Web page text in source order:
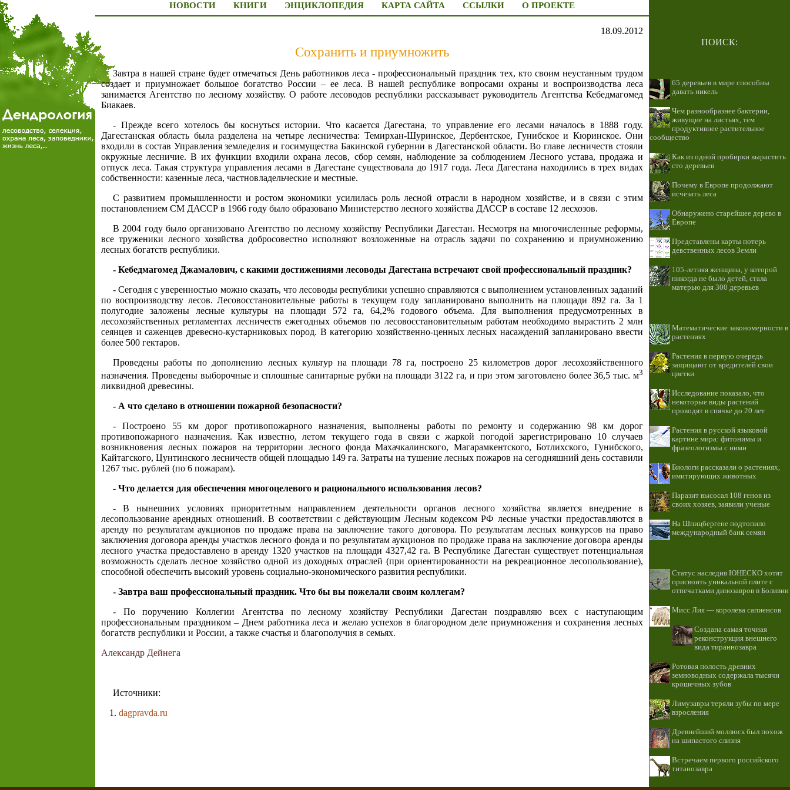
НОВОСТИ КНИГИ ЭНЦИКЛОПЕДИЯ КАРТА САЙТА ССЫЛКИ О ПРОЕКТЕ
18.09.2012
Сохранить и приумножить
Завтра в нашей стране будет отмечаться День работников леса - профессиональный праздник тех, кто своим неустанным трудом
создает и приумножает большое богатство России – ее леса. В нашей республике вопросами охраны и воспроизводства леса
занимается Агентство по лесному хозяйству. О работе лесоводов республики рассказывает руководитель Агентства Кебедмагомед
Биакаев.
- Прежде всего хотелось бы коснуться истории. Что касается Дагестана, то управление его лесами началось в 1888 году.
Дагестанская область была разделена на четыре лесничества: Темирхан-Шуринское, Дербентское, Гунибское и Кюринское. Они
входили в состав Управления земледелия и госимущества Бакинской губернии в Дагестанской области. Во главе лесничеств стояли
окружные лесничие. В их функции входили охрана лесов, сбор семян, наблюдение за соблюдением Лесного устава, продажа и
отпуск леса. Такая структура управления лесами в Дагестане существовала до 1917 года. Леса Дагестана находились в трех видах
собственности: казенные леса, частновладельческие и местные.
С развитием промышленности и ростом экономики усилилась роль лесной отрасли в народном хозяйстве, и в связи с этим
постановлением СМ ДАССР в 1966 году было образовано Министерство лесного хозяйства ДАССР в составе 12 лесхозов.
В 2004 году было организовано Агентство по лесному хозяйству Республики Дагестан. Несмотря на многочисленные реформы,
все труженики лесного хозяйства добросовестно исполняют возложенные на отрасль задачи по сохранению и приумножению
лесных богатств республики.
- Кебедмагомед Джамалович, с какими достижениями лесоводы Дагестана встречают свой профессиональный праздник?
- Сегодня с уверенностью можно сказать, что лесоводы республики успешно справляются с выполнением установленных заданий
по воспроизводству лесов. Лесовосстановительные работы в текущем году запланировано выполнить на площади 892 га. За 1
полугодие заложены лесные культуры на площади 572 га, 64,2% годового объема. Для выполнения предусмотренных в
лесохозяйственных регламентах лесничеств ежегодных объемов по лесовосстановительным работам необходимо вырастить 2 млн
сеянцев и саженцев древесно-кустарниковых пород. В категорию хозяйственно-ценных лесных насаждений запланировано ввести
более 500 гектаров.
Проведены работы по дополнению лесных культур на площади 78 га, построено 25 километров дорог лесохозяйственного
назначения. Проведены выборочные и сплошные санитарные рубки на площади 3122 га, и при этом заготовлено более 36,5 тыс. м3
ликвидной древесины.
- А что сделано в отношении пожарной безопасности?
- Построено 55 км дорог противопожарного назначения, выполнены работы по ремонту и содержанию 98 км дорог
противопожарного назначения. Как известно, летом текущего года в связи с жаркой погодой зарегистрировано 10 случаев
возникновения лесных пожаров на территории лесного фонда Махачкалинского, Магарамкентского, Ботлихского, Гунибского,
Кайтагского, Цунтинского лесничеств общей площадью 149 га. Затраты на тушение лесных пожаров на сегодняшний день составили
1267 тыс. рублей (по 6 пожарам).
- Что делается для обеспечения многоцелевого и рационального использования лесов?
- В нынешних условиях приоритетным направлением деятельности органов лесного хозяйства является внедрение в
лесопользование арендных отношений. В соответствии с действующим Лесным кодексом РФ лесные участки предоставляются в
аренду по результатам аукционов по продаже права на заключение такого договора. По результатам лесных конкурсов на право
заключения договора аренды участков лесного фонда и по результатам аукционов по продаже права на заключение договора аренды
лесного участка предоставлено в аренду 1320 участков на площади 4327,42 га. В Республике Дагестан существует потенциальная
возможность сделать лесное хозяйство одной из доходных отраслей (при ориентированности на рекреационное лесопользование),
способной обеспечить высокий уровень социально-экономического развития республики.
- Завтра ваш профессиональный праздник. Что бы вы пожелали своим коллегам?
- По поручению Коллегии Агентства по лесному хозяйству Республики Дагестан поздравляю всех с наступающим
профессиональным праздником – Днем работника леса и желаю успехов в благородном деле приумножения и сохранения лесных
богатств республики и России, а также счастья и благополучия в семьях.
Александр Дейнега
Источники:
dagpravda.ru
ПОИСК:
65 деревьев в мире способны
давать никель
Чем разнообразнее бактерии,
живущие на листьях, тем
продуктивнее растительное
сообщество
Как из одной пробирки вырастить
сто деревьев
Почему в Европе продолжают
исчезать леса
Обнаружено старейшее дерево в
Европе
Представлены карты потерь
девственных лесов Земли
105-летняя женщина, у которой
никогда не было детей, стала
матерью для 300 деревьев
Математические закономерности в
растениях
Растения в первую очередь
защищают от вредителей свои
цветки
Исследование показало, что
некоторые виды растений
проводят в спячке до 20 лет
Растения в русской языковой
картине мира: фитонимы и
фразеологизмы с ними
Биологи рассказали о растениях,
имитирующих животных
Паразит высосал 108 генов из
своих хозяев, заявили ученые
На Шпицбергене подтопило
международный банк семян
Статус наследия ЮНЕСКО хотят
присвоить уникальной плите с
отпечатками динозавров в Боливии
Мисс Лия — королева сапиенсов
Создана самая точная
реконструкция внешнего
вида тираннозавра
Ротовая полость древних
земноводных содержала тысячи
крошечных зубов
Лимузавры теряли зубы по мере
взросления
Древнейший моллюск был похож
на шипастого слизня
Встречаем первого российского
титанозавра